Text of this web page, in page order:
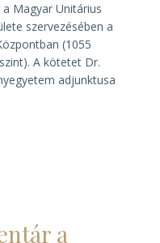
Magyar Unitárius
szervezésében a
(1055
A kötetet Dr.
adjunktusa
a